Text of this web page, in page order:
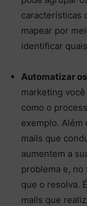
características
mapear por
identificar
Automatizar
marketing
como o
exemplo. Além
mails que
aumentem a
problema e,
que o resolva.
mails que